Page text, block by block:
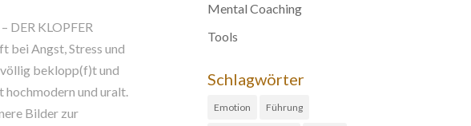
DER KLOPFER
bei Angst, Stress und
beklopp(f)t und
und uralt.
Bilder zur
Mental Coaching
Tools
Schlagwörter
Emotion Führung